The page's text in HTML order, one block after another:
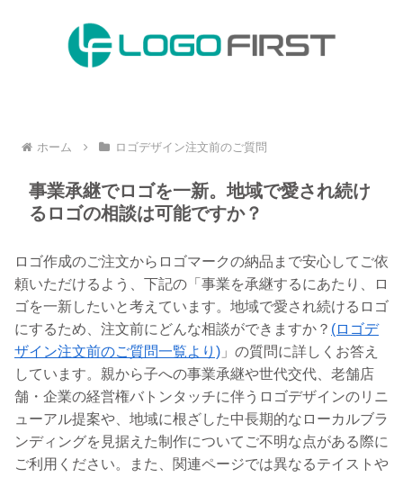
ホーム ロゴデザイン注文前のご質問
事業承継でロゴを一新。地域で愛され続け
るロゴの相談は可能ですか？
ロゴ作成のご注文からロゴマークの納品まで安心してご依
頼いただけるよう、下記の「事業を承継するにあたり、ロ
ゴを一新したいと考えています。地域で愛され続けるロゴ
にするため、注文前にどんな相談ができますか？ (ロゴデ
ザイン注文前のご質問一覧より) 」の質問に詳しくお答え
しています。親から子への事業承継や世代交代、老舗店
舗・企業の経営権バトンタッチに伴うロゴデザインのリニ
ューアル提案や、地域に根ざした中長期的なローカルブラ
ンディングを見据えた制作についてご不明な点がある際に
ご利用ください。また、関連ページでは異なるテイストや